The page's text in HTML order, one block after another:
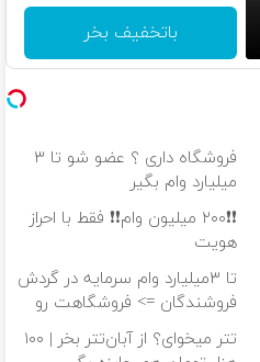
باتخفیف بخر
فروشگاه داری ؟ عضو شو تا ۳
میلیارد وام بگیر
❗❗۲۰۰ میلیون وام❗❗ فقط با احراز
هویت
تا ۳میلیارد وام سرمایه در گردش
فروشندگان => فروشگاهت رو
ثبت کن
تتر میخوای؟ از آبان‌تتر بخر | ۱۰۰